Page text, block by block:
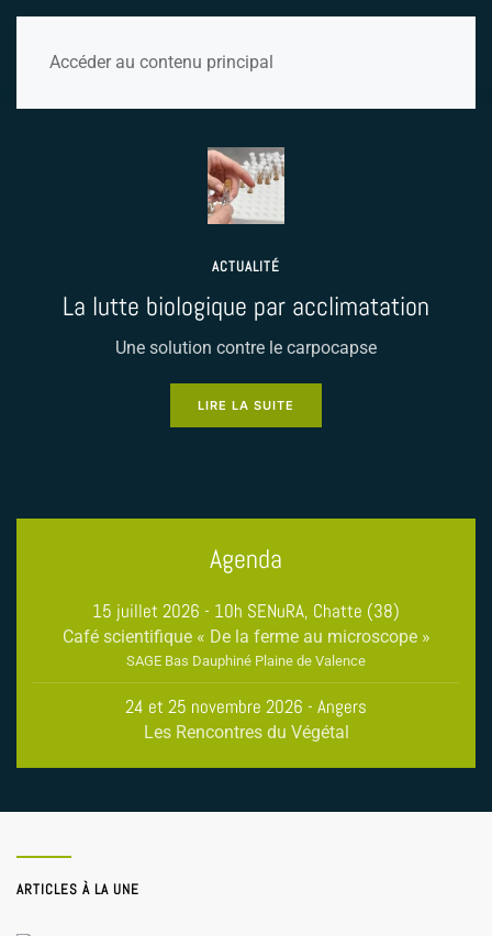
Accéder au contenu principal
ACTUALITÉ
La lutte biologique par acclimatation
Une solution contre le carpocapse
LIRE LA SUITE
Agenda
15 juillet 2026 - 10h SENuRA, Chatte (38)
Café scientifique « De la ferme au microscope »
SAGE Bas Dauphiné Plaine de Valence
24 et 25 novembre 2026 - Angers
Les Rencontres du Végétal
ARTICLES À LA UNE